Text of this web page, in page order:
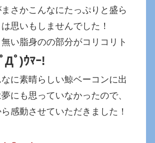
さかこんなにたっぷりと盛ら
思いもしませんでした！
い脂身のの部分がコリコリト
Дﾟ)ｳﾏｰ!
に素晴らしい鯨ベーコンに出
にも思っていなかったので、
感動させていただきました！